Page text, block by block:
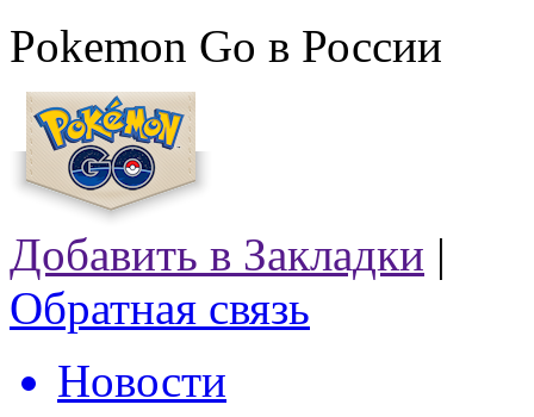
Pokemon Go в России
Добавить в Закладки |
Обратная связь
Новости